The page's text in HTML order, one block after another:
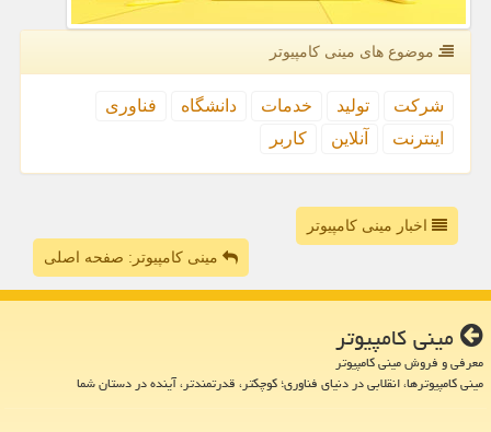
موضوع های مینی كامپیوتر
شركت تولید خدمات دانشگاه
فناوری
اینترنت
آنلاین كاربر
اخبار مینی کامپیوتر
مینی کامپیوتر: صفحه اصلی
مینی كامپیوتر
معرفی و فروش مینی کامپیوتر
مینی کامپیوترها، انقلابی در دنیای فناوری؛ کوچکتر، قدرتمندتر، آینده در دستان شما